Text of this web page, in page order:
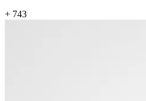
+ 743